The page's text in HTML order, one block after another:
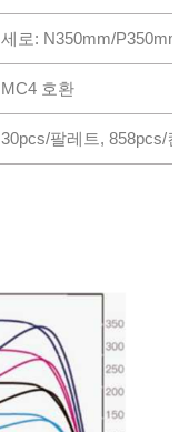
세로: N350mm/P350mm
MC4 호환
30pcs/팔레트, 858pcs/